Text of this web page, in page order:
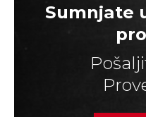
Sumnjate